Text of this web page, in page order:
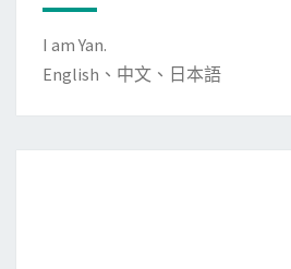
I am Yan.
English、中文、日本語